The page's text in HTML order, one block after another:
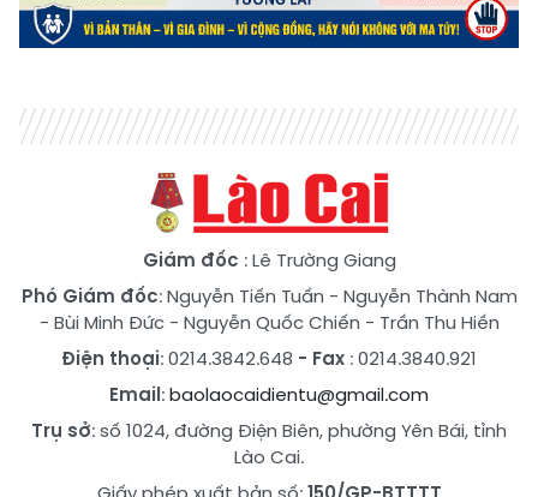
Giám đốc : Lê Trường Giang
Phó Giám đốc:Nguyễn Tiến Tuấn - Nguyễn Thành Nam
- Bùi Minh Đức- Nguyễn Quốc Chiến - Trần Thu Hiền
Điện thoại: 0214.3842.648 - Fax : 0214.3840.921
Email:baolaocaidientu@gmail.com
Trụ sở: số 1024, đường Điện Biên, phường Yên Bái, tỉnh
Lào Cai.